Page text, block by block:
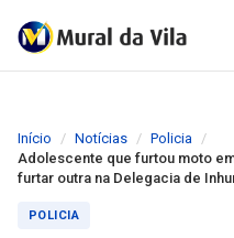
Início Notícias
Policia
Adolescente que furtou moto
furtar outra na Delegacia de
POLICIA